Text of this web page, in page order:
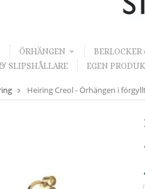
ÖRHÄNGEN
SLIPSHÅLLARE
EGEN
Heiring Creol - Örhängen i